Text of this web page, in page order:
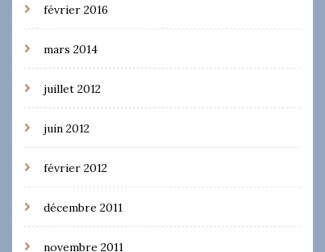
février 2016
mars 2014
juillet 2012
juin 2012
février 2012
décembre 2011
novembre 2011